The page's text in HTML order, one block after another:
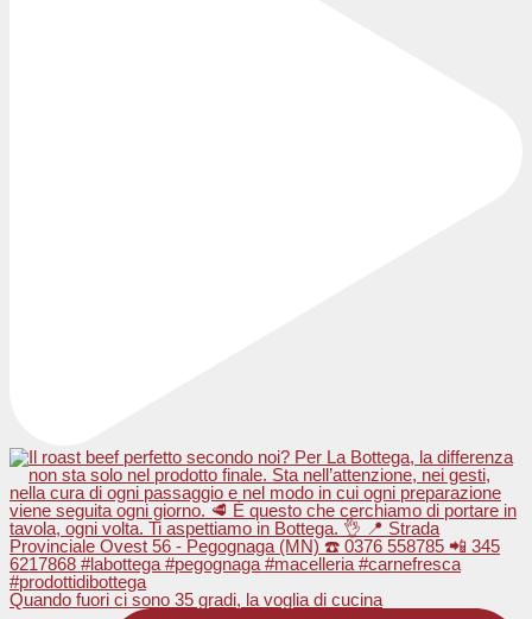
Quando fuori ci sono 35 gradi, la voglia di cucina